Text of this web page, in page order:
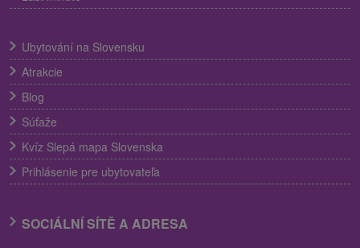
Ubytování na Slovensku
Atrakcie
Blog
Súťaže
Kvíz Slepá mapa Slovenska
Prihlásenie pre ubytovateľa
SOCIÁLNÍ SÍTĚ A ADRESA